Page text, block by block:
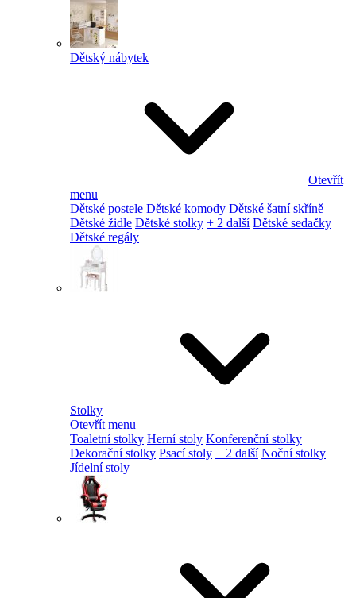
Dětský nábytek
Otevřít
menu
Dětské postele Dětské komody Dětské šatní skříně
Dětské židle Dětské stolky + 2 další Dětské sedačky
Dětské regály
Stolky
Otevřít menu
Toaletní stolky Herní stoly Konferenční stolky
Dekorační stolky Psací stoly + 2 další Noční stolky
Jídelní stoly